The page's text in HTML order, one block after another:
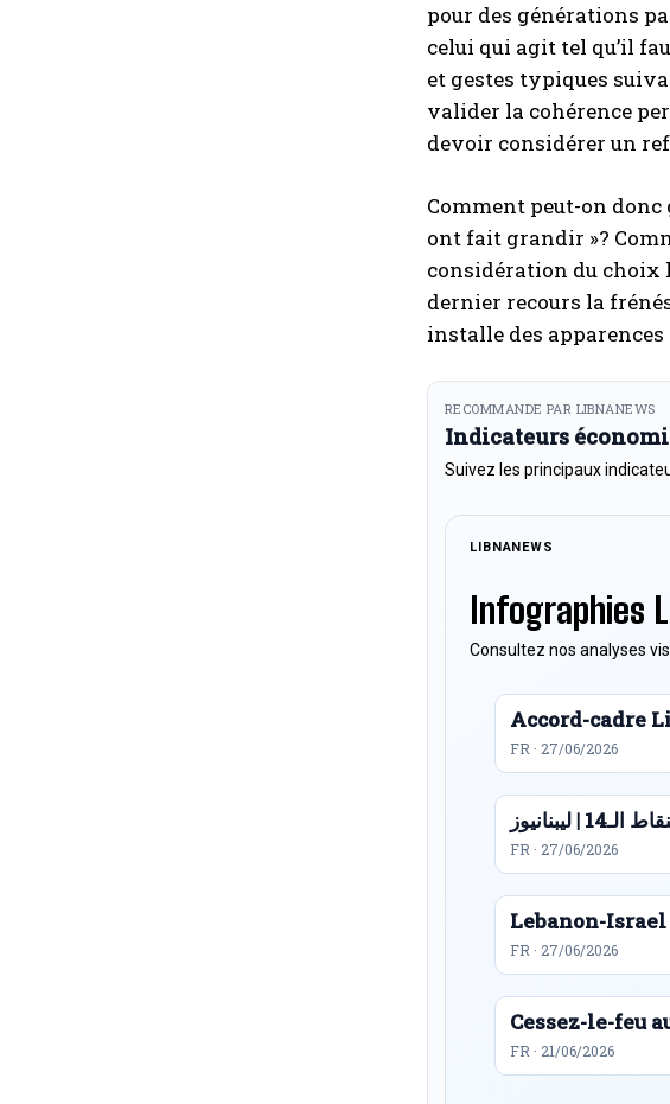
pour des générations
celui qui agit tel qu’il
et gestes typiques
valider la cohérence
devoir considérer un
Comment peut-on
ont fait grandir »?
considération du choix
dernier recours la
installe des
RECOMMANDE PAR LIBNANEWS
Indicateurs
Suivez les principaux
LIBNANEWS
Infographies
Consultez nos analyses
Accord-cadre
FR · 27/06/2026
FR · 27/06/2026
Lebanon-
FR · 27/06/2026
Cessez-le-feu
FR · 21/06/2026